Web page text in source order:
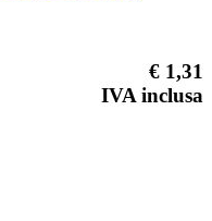
€ 1,31
IVA inclusa